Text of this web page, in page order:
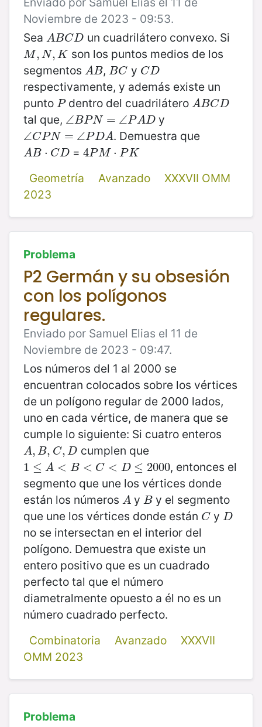
Noviembre de 2023 - 09:53.
Sea ABCD
ABCD un cuadrilátero convexo. Si
M, N, K
M,N,K
son los puntos medios de los
segmentos AB
AB , BC
BC y CD
CD
respectivamente, y además existe un
punto P
Pdentro del cuadrilátero ABCD
ABCD
tal que, ∠BPN = ∠PAD
∠BPN= ∠ PAD
y
∠CPN = ∠PDA
∠CPN= ∠ PDA . Demuestra que
AB ⋅ CD
AB⋅ C D =4PM ⋅ PK
4PM⋅P K
Geometría
Avanzado
XXXVII OMM
2023
Problema
P2 Germán y su obsesión
con los polígonos
regulares.
Enviado por Samuel Elias el 11 de
Noviembre de 2023 - 09:47.
Los números del 1 al 2000 se
encuentran colocados sobre los vértices
de un polígono regular de 2000 lados,
uno en cada vértice, de manera que se
cumple lo siguiente: Si cuatro enteros
A, B, C, D
A,B,C ,D
cumplen que
1 ≤ A < B < C < D ≤ 2000
1 ≤A <B < C< D≤2000
, entonces el
segmento que une los vértices donde
están los números A
Ay B
By el segmento
que une los vértices donde están C
Cy D
D
no se intersectan en el interior del
polígono. Demuestra que existe un
entero positivo que es un cuadrado
perfecto tal que el número
diametralmente opuesto a él no es un
número cuadrado perfecto.
Combinatoria
Avanzado
XXXVII
OMM 2023
Problema